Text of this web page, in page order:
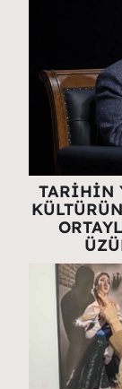
TARİHİN